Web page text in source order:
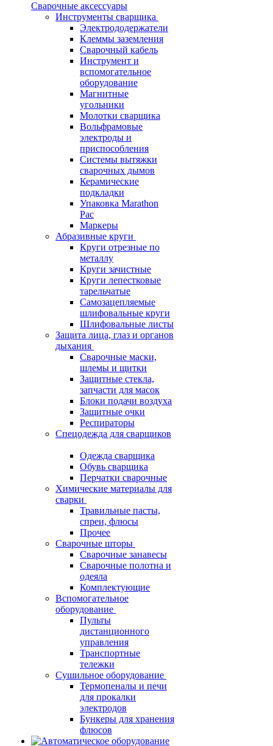
Сварочные аксессуары
Инструменты сварщика
Электрододержатели
Клеммы заземления
Сварочный кабель
Инструмент и
вспомогательное
оборудование
Магнитные
угольники
Молотки сварщика
Вольфрамовые
электроды и
приспособления
Системы вытяжки
сварочных дымов
Керамические
подкладки
Упаковка Marathon
Pac
Маркеры
Абразивные круги
Круги отрезные по
металлу
Круги зачистные
Круги лепестковые
тарельчатые
Самозацепляемые
шлифовальные круги
Шлифовальные листы
Защита лица, глаз и органов
дыхания
Сварочные маски,
шлемы и щитки
Защитные стекла,
запчасти для масок
Блоки подачи воздуха
Защитные очки
Респираторы
Спецодежда для сварщиков
Одежда сварщика
Обувь сварщика
Перчатки сварочные
Химические материалы для
сварки
Травильные пасты,
спреи, флюсы
Прочее
Сварочные шторы
Сварочные занавесы
Сварочные полотна и
одеяла
Комплектующие
Вспомогательное
оборудование
Пульты
дистанционного
управления
Транспортные
тележки
Сушильное оборудование
Термопеналы и печи
для прокалки
электродов
Бункеры для хранения
флюсов